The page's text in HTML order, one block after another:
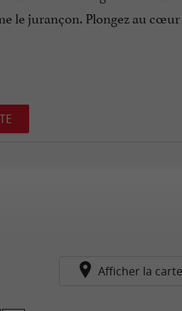
le jurançon. Plongez au
surtout à la belle saison
pourdécouvrir les
nique arrosé d’un vin
Afficher la carte